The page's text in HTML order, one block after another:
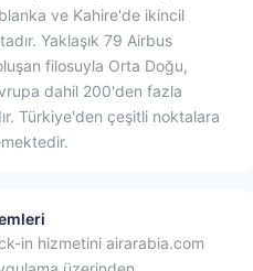
ve Kahire'de ikincil
Yaklaşık 79 Airbus
filosuyla Orta Doğu,
dahil 200'den fazla
Türkiye'den çeşitli noktalara
in hizmetini airarabia.com